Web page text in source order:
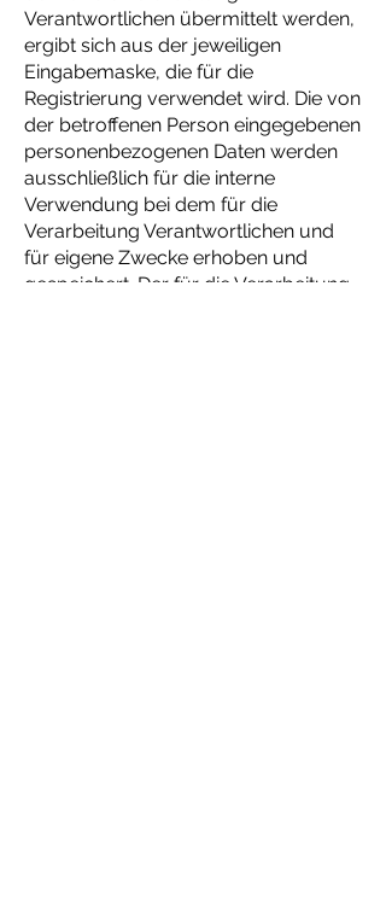
Verantwortlichen übermittelt werden,
ergibt sich aus der jeweiligen
Eingabemaske, die für die
Registrierung verwendet wird. Die von
der betroffenen Person eingegebenen
personenbezogenen Daten werden
ausschließlich für die interne
Verwendung bei dem für die
Verarbeitung Verantwortlichen und
für eigene Zwecke erhoben und
gespeichert. Der für die Verarbeitung